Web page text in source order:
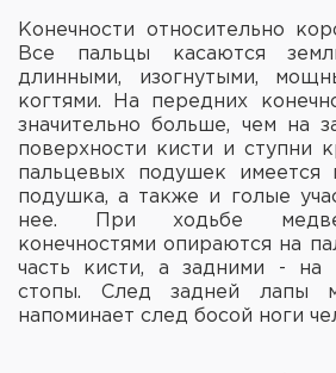
Конечности относительно
Все пальцы касаются
длинными, изогнутыми,
когтями. На передних
значительно больше, чем на
поверхности кисти и ступни
пальцевых подушек имеется
подушка, а также и голые
нее. При ходьбе
конечностями опираются на
часть кисти, а задними - на
стопы. След задней лапы
напоминает след босой ноги